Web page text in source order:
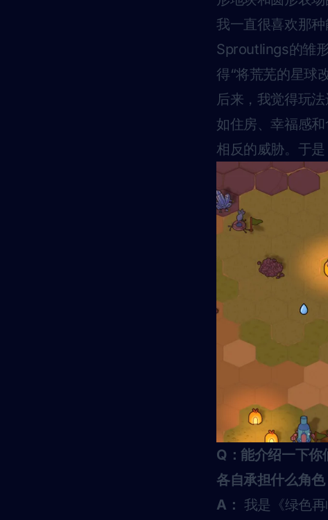
我一直很喜欢那
Sproutlings的雏
得“将荒芜的星球
后来，我觉得玩
如住房、幸福感
相反的威胁。于
Q：能介绍一下你
各自承担什么角色
A： 我是《绿色